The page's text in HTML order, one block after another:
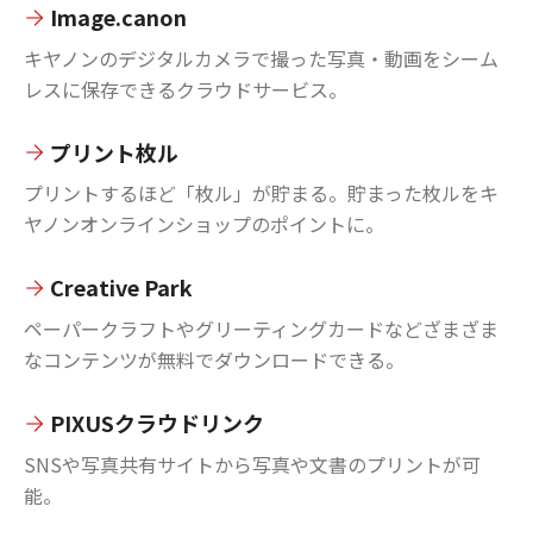
Image.canon
キヤノンのデジタルカメラで撮った写真・動画をシーム
レスに保存できるクラウドサービス。
プリント枚ル
プリントするほど「枚ル」が貯まる。貯まった枚ルをキ
ヤノンオンラインショップのポイントに。
Creative Park
ペーパークラフトやグリーティングカードなどざまざま
なコンテンツが無料でダウンロードできる。
PIXUSクラウドリンク
SNSや写真共有サイトから写真や文書のプリントが可
能。